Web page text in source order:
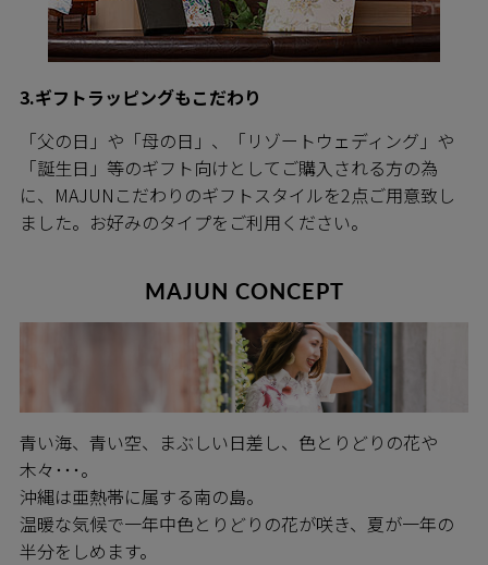
3.ギフトラッピングもこだわり
「父の日」や「母の日」、「リゾートウェディング」や
「誕生日」等のギフト向けとしてご購入される方の為
に、MAJUNこだわりのギフトスタイルを2点ご用意致し
ました。お好みのタイプをご利用ください。
MAJUN CONCEPT
青い海、青い空、まぶしい日差し、色とりどりの花や
木々･･･。
沖縄は亜熱帯に属する南の島。
温暖な気候で一年中色とりどりの花が咲き、夏が一年の
半分をしめます。